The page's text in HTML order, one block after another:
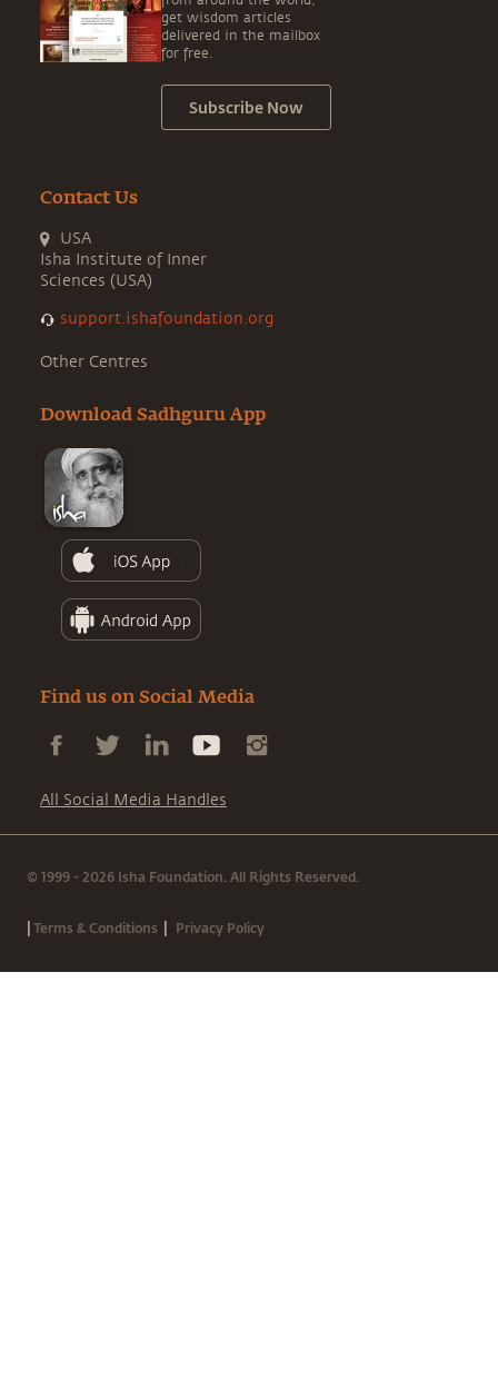
get wisdom articles
delivered in the mailbox
for free.
Subscribe Now
Contact Us
USA
Isha Institute of Inner
Sciences (USA)
support.ishafoundation.org
Other Centres
Download Sadhguru App
Find us on Social Media
All Social Media Handles
© 1999 - 2026 Isha Foundation. All Rights Reserved.
|Terms & Conditions | Privacy Policy